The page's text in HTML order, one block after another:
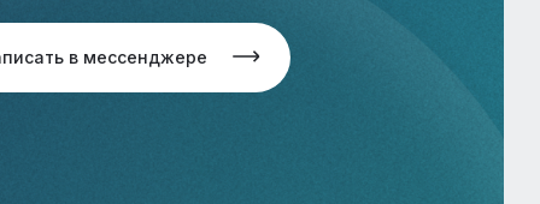
в мессенджере